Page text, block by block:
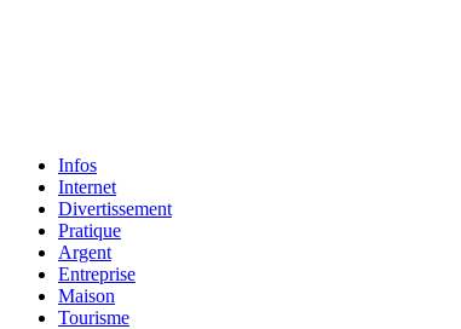
Formulaire
recherche
Infos
Internet
Divertissement
Pratique
Argent
Entreprise
Maison
Tourisme